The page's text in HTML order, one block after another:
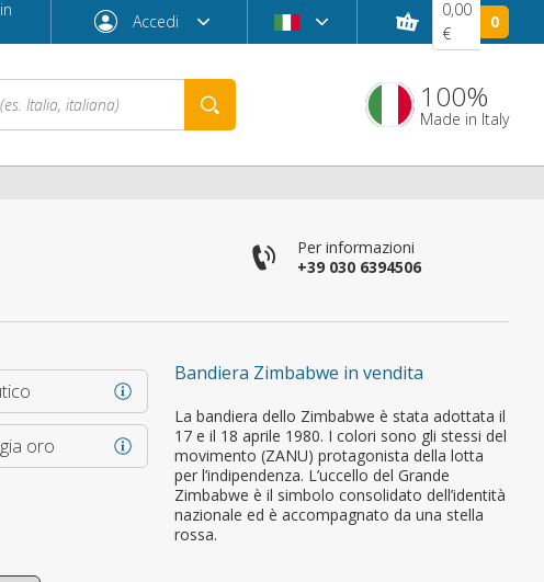
Accedi
primo ordine?
0,00
€
0
100%
Made in Italy
Per informazioni
+39 030 6394506
Bandiera Zimbabwe in vendita
La bandiera dello Zimbabwe è stata adottata il
17 e il 18 aprile 1980. I colori sono gli stessi del
movimento (ZANU) protagonista della lotta
per l’indipendenza. L’uccello del Grande
Zimbabwe è il simbolo consolidato dell’identità
nazionale ed è accompagnato da una stella
rossa.
oro